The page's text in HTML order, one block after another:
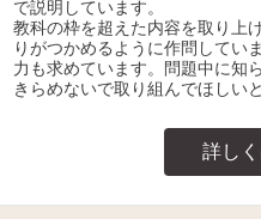
で説明しています。
教科の枠を超えた内容を取り上
りがつかめるように作問してい
力も求めています。問題中に知
きらめないで取り組んでほしい
詳し